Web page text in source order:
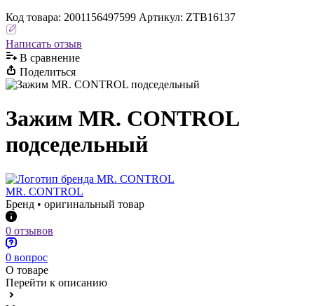
Код товара: 2001156497599 Артикул: ZTB16137
Написать отзыв
В сравнениe
Поделиться
Зажим MR. CONTROL
подседельный
MR. CONTROL
Бренд • оригинальный товар
0 отзывов
0 вопрос
О товаре
Перейти к описанию